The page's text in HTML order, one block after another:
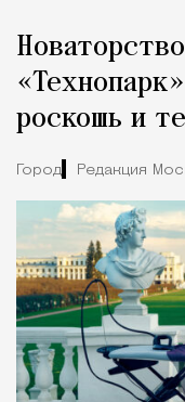
роскошь и
Город Редакция